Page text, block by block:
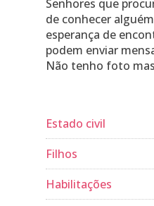
Senhores que
de conhecer
esperança de
podem enviar
Estado civil
Filhos
Habilitações